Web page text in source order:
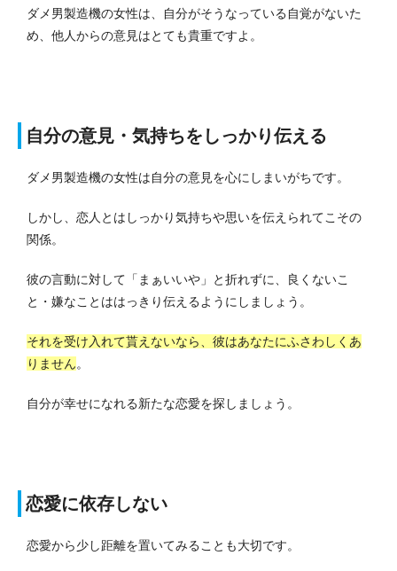
ダメ男製造機の女性は、自分がそうなっている自覚がないた
め、他人からの意見はとても貴重ですよ。
自分の意見・気持ちをしっかり伝える
ダメ男製造機の女性は自分の意見を心にしまいがちです。
しかし、恋人とはしっかり気持ちや思いを伝えられてこその
関係。
彼の言動に対して「まぁいいや」と折れずに、良くないこ
と・嫌なことははっきり伝えるようにしましょう。
それを受け入れて貰えないなら、彼はあなたにふさわしくあ
りません。
自分が幸せになれる新たな恋愛を探しましょう。
恋愛に依存しない
恋愛から少し距離を置いてみることも大切です。